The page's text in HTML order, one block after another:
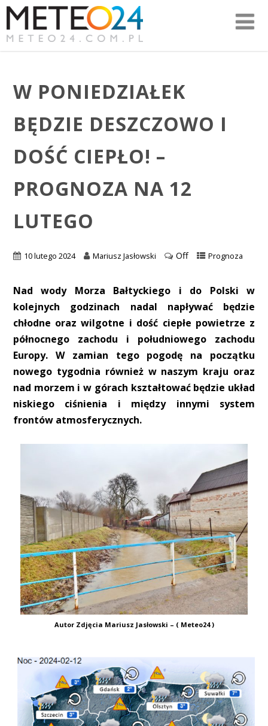
W PONIEDZIAŁEK
BĘDZIE DESZCZOWO I
DOŚĆ CIEPŁO! –
PROGNOZA NA 12
LUTEGO
10 lutego 2024 Mariusz Jasłowski Off Prognoza
Nad wody Morza Bałtyckiego i do Polski w
kolejnych godzinach nadal napływać będzie
chłodne oraz wilgotne i dość ciepłe powietrze z
północnego zachodu i południowego zachodu
Europy. W zamian tego pogodę na początku
nowego tygodnia również w naszym kraju oraz
nad morzem i w górach kształtować będzie układ
niskiego ciśnienia i między innymi system
frontów atmosferycznych.
Autor Zdjęcia Mariusz Jasłowski – ( Meteo24 )